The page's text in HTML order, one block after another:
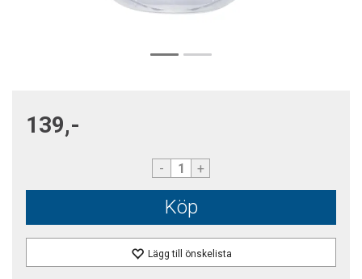
139,-
- +
Köp
Lägg till önskelista